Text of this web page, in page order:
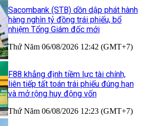
Sacombank (STB) dồn dập phát hành
hàng nghìn tỷ đồng trái phiếu, bổ
nhiệm Tổng Giám đốc mới
Thứ Năm 06/08/2026 12:42 (GMT+7)
F88 khẳng định tiềm lực tài chính,
liên tiếp tất toán trái phiếu đúng hạn
và mở rộng huy động vốn
Thứ Năm 06/08/2026 12:23 (GMT+7)